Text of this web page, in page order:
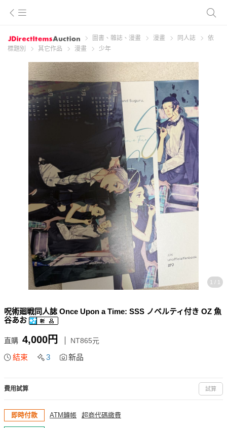
圖書、雜誌、漫畫 漫畫 同人誌
依
標題別
其它作品 漫畫 少年
1 / 1
呪術廻戦同人誌 Once Upon a Time: SSS ノベルティ付き OZ 魚
谷あお
直購 4,000円 NT865元
結束 3 新品
費用試算 試算
即時付款 ATM轉帳 超商代碼繳費